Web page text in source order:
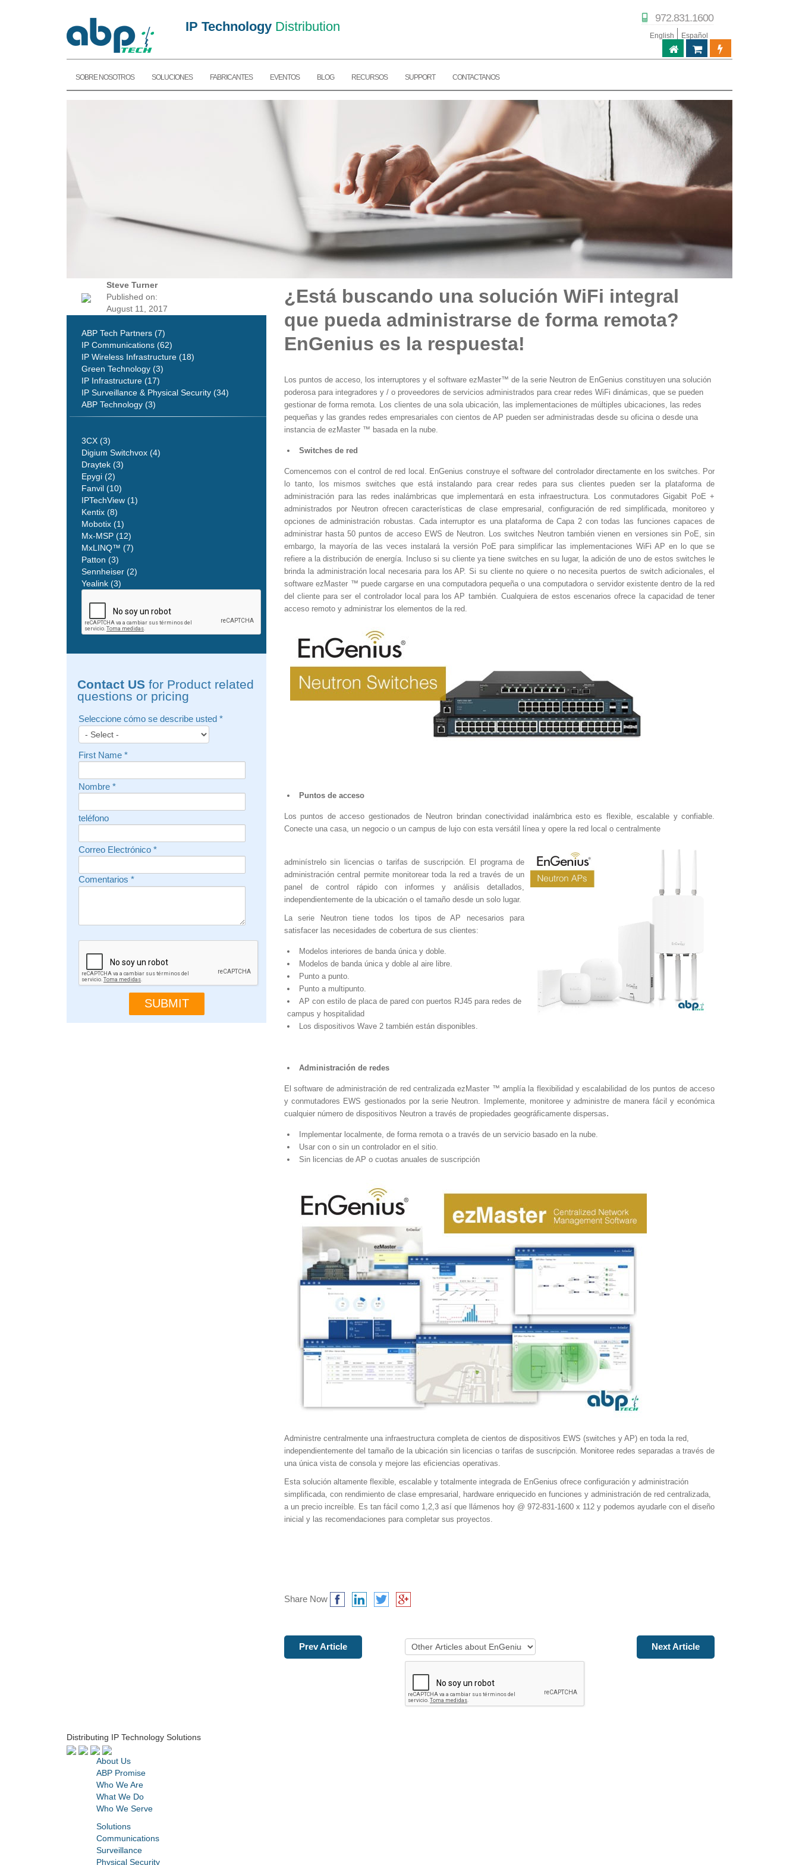
IP Technology Distribution
972.831.1600
English Español
TIENDA DE SOCIOS
ABPTECH.COM
SOBRE NOSOTROS SOLUCIONES FABRICANTES EVENTOS BLOG RECURSOS SUPPORT CONTACTANOS
¿Está buscando una solución WiFi integral
que pueda administrarse de forma remota?
EnGenius es la respuesta!
Los puntos de acceso, los interruptores y el software ezMaster™ de la serie Neutron de EnGenius constituyen una solución
poderosa para integradores y / o proveedores de servicios administrados para crear redes WiFi dinámicas, que se pueden
gestionar de forma remota. Los clientes de una sola ubicación, las implementaciones de múltiples ubicaciones, las redes
pequeñas y las grandes redes empresariales con cientos de AP pueden ser administradas desde su oficina o desde una
instancia de ezMaster ™ basada en la nube.
Switches de red
Comencemos con el control de red local. EnGenius construye el software del controlador directamente en los switches. Por
lo tanto, los mismos switches que está instalando para crear redes para sus clientes pueden ser la plataforma de
administración para las redes inalámbricas que implementará en esta infraestructura. Los conmutadores Gigabit PoE +
administrados por Neutron ofrecen características de clase empresarial, configuración de red simplificada, monitoreo y
opciones de administración robustas. Cada interruptor es una plataforma de Capa 2 con todas las funciones capaces de
administrar hasta 50 puntos de acceso EWS de Neutron. Los switches Neutron también vienen en versiones sin PoE, sin
embargo, la mayoría de las veces instalará la versión PoE para simplificar las implementaciones WiFi AP en lo que se
refiere a la distribución de energía. Incluso si su cliente ya tiene switches en su lugar, la adición de uno de estos switches le
brinda la administración local necesaria para los AP. Si su cliente no quiere o no necesita puertos de switch adicionales, el
software ezMaster ™ puede cargarse en una computadora pequeña o una computadora o servidor existente dentro de la red
del cliente para ser el controlador local para los AP también. Cualquiera de estos escenarios ofrece la capacidad de tener
acceso remoto y administrar los elementos de la red.
Puntos de acceso
Los puntos de acceso gestionados de Neutron brindan conectividad inalámbrica esto es flexible, escalable y confiable.
Conecte una casa, un negocio o un campus de lujo con esta versátil línea y opere la red local o centralmente
adminístrelo sin licencias o tarifas de suscripción. El programa de
administración central permite monitorear toda la red a través de un
panel de control rápido con informes y análisis detallados,
independientemente de la ubicación o el tamaño desde un solo lugar.
La serie Neutron tiene todos los tipos de AP necesarios para
satisfacer las necesidades de cobertura de sus clientes:
Modelos interiores de banda única y doble.
Modelos de banda única y doble al aire libre.
Punto a punto.
Punto a multipunto.
AP con estilo de placa de pared con puertos RJ45 para redes de
campus y hospitalidad
Los dispositivos Wave 2 también están disponibles.
Administración de redes
El software de administración de red centralizada ezMaster ™ amplía la flexibilidad y escalabilidad de los puntos de acceso
y conmutadores EWS gestionados por la serie Neutron. Implemente, monitoree y administre de manera fácil y económica
cualquier número de dispositivos Neutron a través de propiedades geográficamente dispersas.
Implementar localmente, de forma remota o a través de un servicio basado en la nube.
Usar con o sin un controlador en el sitio.
Sin licencias de AP o cuotas anuales de suscripción
Administre centralmente una infraestructura completa de cientos de dispositivos EWS (switches y AP) en toda la red,
independientemente del tamaño de la ubicación sin licencias o tarifas de suscripción. Monitoree redes separadas a través de
una única vista de consola y mejore las eficiencias operativas.
Esta solución altamente flexible, escalable y totalmente integrada de EnGenius ofrece configuración y administración
simplificada, con rendimiento de clase empresarial, hardware enriquecido en funciones y administración de red centralizada,
a un precio increíble. Es tan fácil como 1,2,3 así que llámenos hoy @ 972-831-1600 x 112 y podemos ayudarle con el diseño
inicial y las recomendaciones para completar sus proyectos.
Share Now
Prev Article Next Article
Steve Turner
Published on:
August 11, 2017
ABP Tech Partners (7)
IP Communications (62)
IP Wireless Infrastructure (18)
Green Technology (3)
IP Infrastructure (17)
IP Surveillance & Physical Security (34)
ABP Technology (3)
3CX (3)
Digium Switchvox (4)
Draytek (3)
Epygi (2)
Fanvil (10)
IPTechView (1)
Kentix (8)
Mobotix (1)
Mx-MSP (12)
MxLINQ™ (7)
Patton (3)
Sennheiser (2)
Yealink (3)
Contact US for Product related
questions or pricing
Seleccione cómo se describe usted *
First Name *
Nombre *
teléfono
Correo Electrónico *
Comentarios *
Distributing IP Technology Solutions
About Us
ABP Promise
Who We Are
What We Do
Who We Serve
Solutions
Communications
Surveillance
Physical Security